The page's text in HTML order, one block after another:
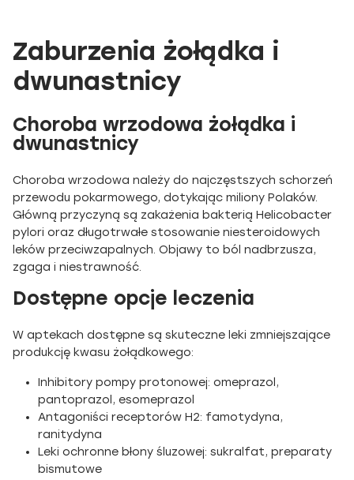
Zaburzenia żołądka i
dwunastnicy
Choroba wrzodowa żołądka i
dwunastnicy
Choroba wrzodowa należy do najczęstszych schorzeń
przewodu pokarmowego, dotykając miliony Polaków.
Główną przyczyną są zakażenia bakterią Helicobacter
pylori oraz długotrwałe stosowanie niesteroidowych
leków przeciwzapalnych. Objawy to ból nadbrzusza,
zgaga i niestrawność.
Dostępne opcje leczenia
W aptekach dostępne są skuteczne leki zmniejszające
produkcję kwasu żołądkowego:
Inhibitory pompy protonowej: omeprazol,
pantoprazol, esomeprazol
Antagoniści receptorów H2: famotydyna,
ranitydyna
Leki ochronne błony śluzowej: sukralfat, preparaty
bismutowe